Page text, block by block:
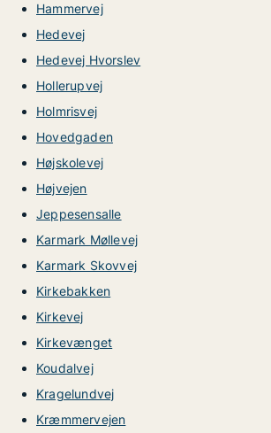
Hammervej
Hedevej
Hedevej Hvorslev
Hollerupvej
Holmrisvej
Hovedgaden
Højskolevej
Højvejen
Jeppesensalle
Karmark Møllevej
Karmark Skovvej
Kirkebakken
Kirkevej
Kirkevænget
Koudalvej
Kragelundvej
Kræmmervejen